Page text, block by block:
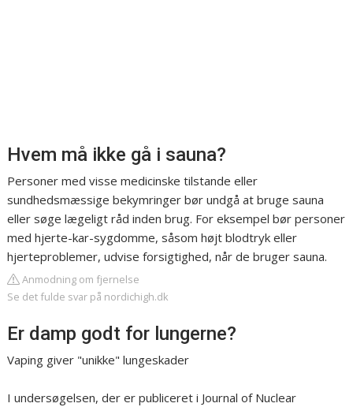
Hvem må ikke gå i sauna?
Personer med visse medicinske tilstande eller
sundhedsmæssige bekymringer bør undgå at bruge sauna
eller søge lægeligt råd inden brug. For eksempel bør personer
med hjerte-kar-sygdomme, såsom højt blodtryk eller
hjerteproblemer, udvise forsigtighed, når de bruger sauna.
Anmodning om fjernelse
Se det fulde svar på nordichigh.dk
Er damp godt for lungerne?
Vaping giver "unikke" lungeskader
I undersøgelsen, der er publiceret i Journal of Nuclear